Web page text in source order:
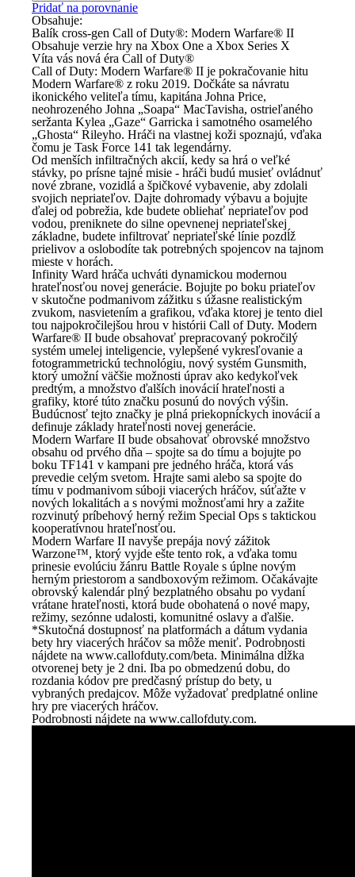
Pridať na porovnanie
Obsahuje:
Balík cross-gen Call of Duty®: Modern Warfare® II
Obsahuje verzie hry na Xbox One a Xbox Series X
Víta vás nová éra Call of Duty®
Call of Duty: Modern Warfare® II je pokračovanie hitu
Modern Warfare® z roku 2019. Dočkáte sa návratu
ikonického veliteľa tímu, kapitána Johna Price,
neohrozeného Johna „Soapa“ MacTavisha, ostrieľaného
seržanta Kylea „Gaze“ Garricka i samotného osamelého
„Ghosta“ Rileyho. Hráči na vlastnej koži spoznajú, vďaka
čomu je Task Force 141 tak legendárny.
Od menších infiltračných akcií, kedy sa hrá o veľké
stávky, po prísne tajné misie - hráči budú musieť ovládnuť
nové zbrane, vozidlá a špičkové vybavenie, aby zdolali
svojich nepriateľov. Dajte dohromady výbavu a bojujte
ďalej od pobrežia, kde budete obliehať nepriateľov pod
vodou, preniknete do silne opevnenej nepriateľskej
základne, budete infiltrovať nepriateľské línie pozdĺž
prielivov a oslobodíte tak potrebných spojencov na tajnom
mieste v horách.
Infinity Ward hráča uchváti dynamickou modernou
hrateľnosťou novej generácie. Bojujte po boku priateľov
v skutočne podmanivom zážitku s úžasne realistickým
zvukom, nasvietením a grafikou, vďaka ktorej je tento diel
tou najpokročilejšou hrou v histórii Call of Duty. Modern
Warfare® II bude obsahovať prepracovaný pokročilý
systém umelej inteligencie, vylepšené vykresľovanie a
fotogrammetrickú technológiu, nový systém Gunsmith,
ktorý umožní väčšie možnosti úprav ako kedykoľvek
predtým, a množstvo ďalších inovácií hrateľnosti a
grafiky, ktoré túto značku posunú do nových výšin.
Budúcnosť tejto značky je plná priekopníckych inovácií a
definuje základy hrateľnosti novej generácie.
Modern Warfare II bude obsahovať obrovské množstvo
obsahu od prvého dňa – spojte sa do tímu a bojujte po
boku TF141 v kampani pre jedného hráča, ktorá vás
prevedie celým svetom. Hrajte sami alebo sa spojte do
tímu v podmanivom súboji viacerých hráčov, súťažte v
nových lokalitách a s novými možnosťami hry a zažite
rozvinutý príbehový herný režim Special Ops s taktickou
kooperatívnou hrateľnosťou.
Modern Warfare II navyše prepája nový zážitok
Warzone™, ktorý vyjde ešte tento rok, a vďaka tomu
prinesie evolúciu žánru Battle Royale s úplne novým
herným priestorom a sandboxovým režimom. Očakávajte
obrovský kalendár plný bezplatného obsahu po vydaní
vrátane hrateľnosti, ktorá bude obohatená o nové mapy,
režimy, sezónne udalosti, komunitné oslavy a ďalšie.
*Skutočná dostupnosť na platformách a dátum vydania
bety hry viacerých hráčov sa môže meniť. Podrobnosti
nájdete na www.callofduty.com/beta. Minimálna dĺžka
otvorenej bety je 2 dni. Iba po obmedzenú dobu, do
rozdania kódov pre predčasný prístup do bety, u
vybraných predajcov. Môže vyžadovať predplatné online
hry pre viacerých hráčov.
Podrobnosti nájdete na www.callofduty.com.